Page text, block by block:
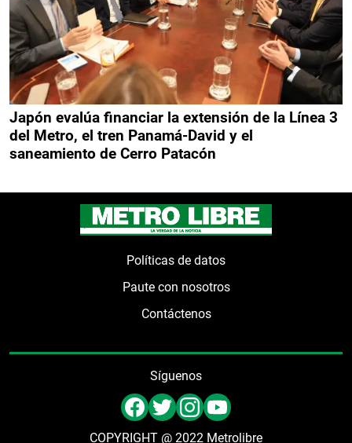
Japón evalúa financiar la extensión de la Línea 3
del Metro, el tren Panamá-David y el
saneamiento de Cerro Patacón
Políticas de datos
Paute con nosotros
Contáctenos
Síguenos
COPYRIGHT @ 2022 Metrolibre